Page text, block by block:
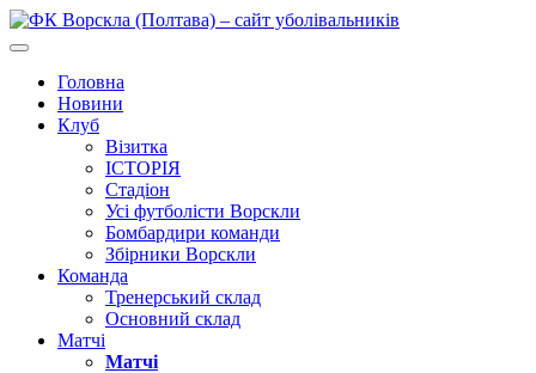
Головна
Новини
Клуб
Візитка
ІСТОРІЯ
Стадіон
Усі футболісти Ворскли
Бомбардири команди
Збірники Ворскли
Команда
Тренерський склад
Основний склад
Матчі
Матчі